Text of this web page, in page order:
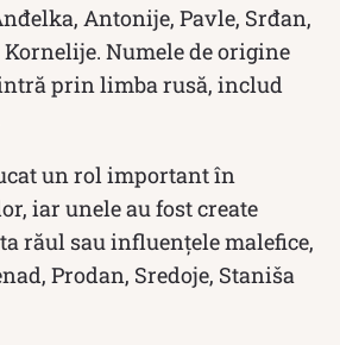
Antonije, Pavle, Srđan,
Numele de origine
prin limba rusă, includ
un rol important în
iar unele au fost create
răul sau influențele malefice,
Prodan, Sredoje, Staniša